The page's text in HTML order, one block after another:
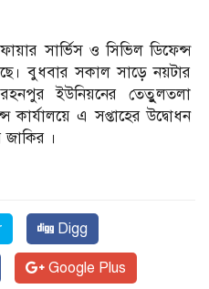
সার্ভিস ও সিভিল ডিফেন্স
বুধবার সকাল সাড়ে নয়টার
ইউনিয়নের তেতুুলতলা
কার্যালয়ে এ সপ্তাহের উদ্বোধন
জাকির ।
Digg
Google Plus